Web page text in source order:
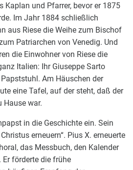
Kaplan und Pfarrer, bevor er 1875
Im Jahr 1884 schließlich
aus Riese die Weihe zum Bischof
Patriarchen von Venedig. Und
die Einwohner von Riese die
Italien: Ihr Giuseppe Sarto
Am Häuschen der
eine Tafel, auf der steht, daß der
Hause war.
in die Geschichte ein. Sein
erneuern“. Pius X. erneuerte
das Messbuch, den Kalender
förderte die frühe